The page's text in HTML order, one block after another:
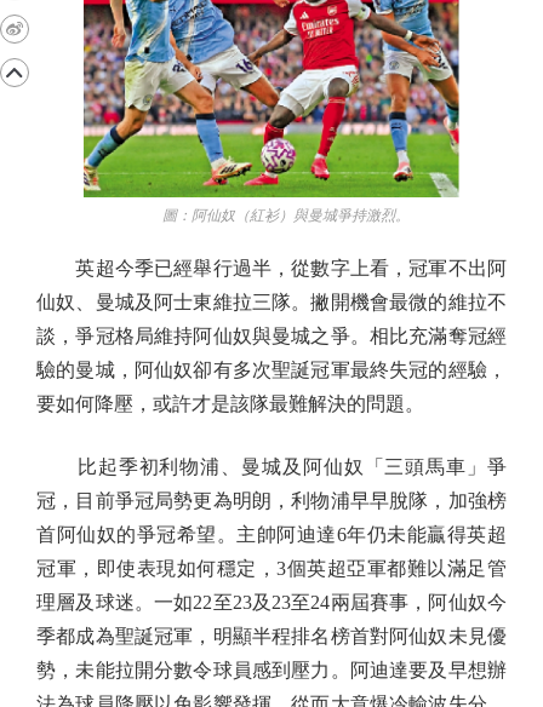
圖：阿仙奴（紅衫）與曼城爭持激烈。
英超今季已經舉行過半，從數字上看，冠軍不出阿
仙奴、曼城及阿士東維拉三隊。撇開機會最微的維拉不
談，爭冠格局維持阿仙奴與曼城之爭。相比充滿奪冠經
驗的曼城，阿仙奴卻有多次聖誕冠軍最終失冠的經驗，
要如何降壓，或許才是該隊最難解決的問題。
比起季初利物浦、曼城及阿仙奴「三頭馬車」爭
冠，目前爭冠局勢更為明朗，利物浦早早脫隊，加強榜
首阿仙奴的爭冠希望。主帥阿迪達6年仍未能贏得英超
冠軍，即使表現如何穩定，3個英超亞軍都難以滿足管
理層及球迷。一如22至23及23至24兩屆賽事，阿仙奴今
季都成為聖誕冠軍，明顯半程排名榜首對阿仙奴未見優
勢，未能拉開分數令球員感到壓力。阿迪達要及早想辦